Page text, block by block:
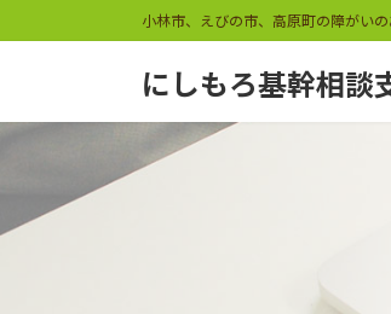
ン
ツ
ッ
ビ
シ
移
小林市、えびの市、高原町の障がい
にしもろ基幹相談